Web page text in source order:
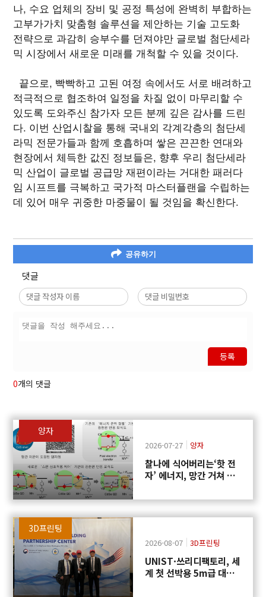
나, 수요 업체의 장비 및 공정 특성에 완벽히 부합하는
고부가가치 맞춤형 솔루션을 제안하는 기술 고도화
전략으로 과감히 승부수를 던져야만 글로벌 첨단세라
믹 시장에서 새로운 미래를 개척할 수 있을 것이다.
끝으로, 빡빡하고 고된 여정 속에서도 서로 배려하고
적극적으로 협조하여 일정을 차질 없이 마무리할 수
있도록 도와주신 참가자 모든 분께 깊은 감사를 드린
다. 이번 산업시찰을 통해 국내외 각계각층의 첨단세
라믹 전문가들과 함께 호흡하며 쌓은 끈끈한 연대와
현장에서 체득한 값진 정보들은, 향후 우리 첨단세라
믹 산업이 글로벌 공급망 재편이라는 거대한 패러다
임 시프트를 극복하고 국가적 마스터플랜을 수립하는
데 있어 매우 귀중한 마중물이 될 것임을 확신한다.
공유하기
댓글
등록
0개의 댓글
양자
2026-07-27 양자
찰나에 식어버리는‘핫 전
자’ 에너지, 망간 거쳐 화
3D프린팅
2026-08-07 3D프린팅
UNIST·쓰리디팩토리, 세
계 첫 선박용 5m급 대형